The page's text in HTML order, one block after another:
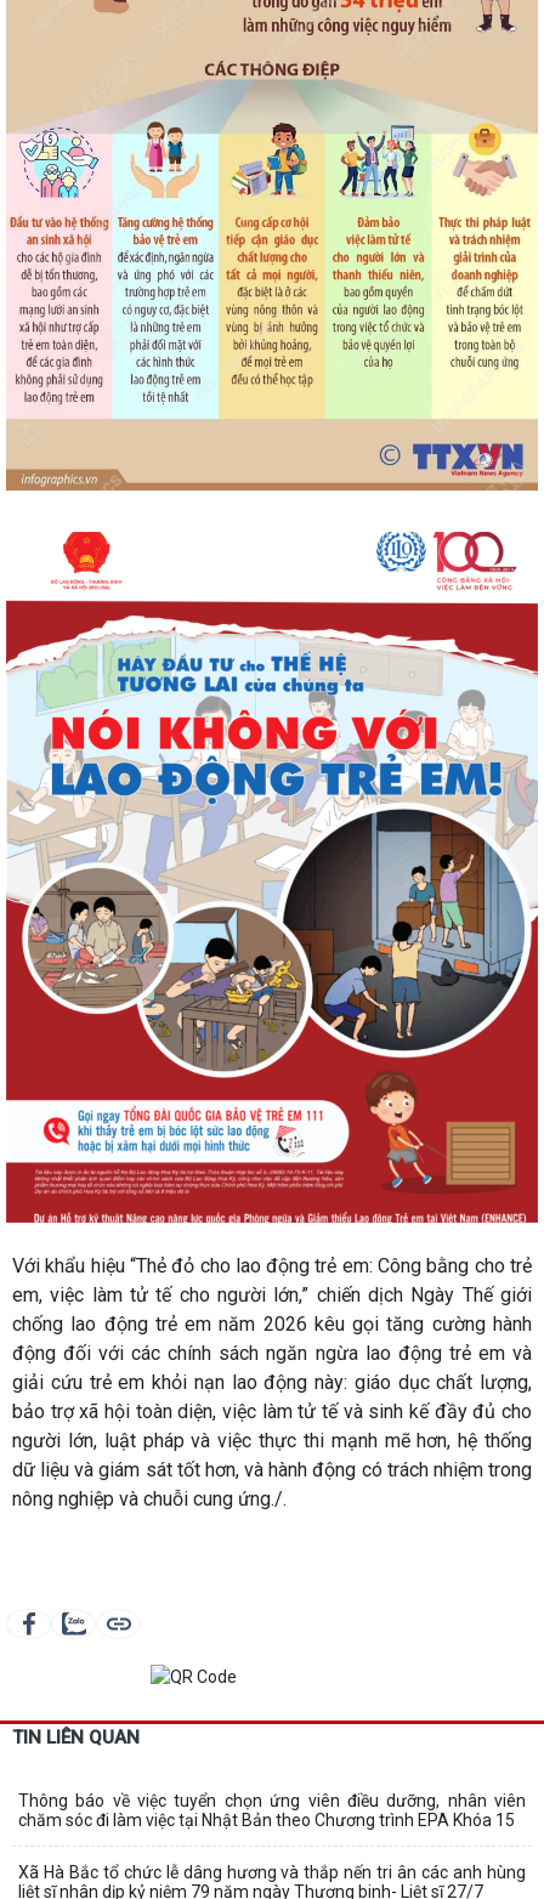
Với khẩu hiệu “Thẻ đỏ cho lao động trẻ em: Công bằng cho trẻ
em, việc làm tử tế cho người lớn,” chiến dịch Ngày Thế giới
chống lao động trẻ em năm 2026 kêu gọi tăng cường hành
động đối với các chính sách ngăn ngừa lao động trẻ em và
giải cứu trẻ em khỏi nạn lao động này: giáo dục chất lượng,
bảo trợ xã hội toàn diện, việc làm tử tế và sinh kế đầy đủ cho
người lớn, luật pháp và việc thực thi mạnh mẽ hơn, hệ thống
dữ liệu và giám sát tốt hơn, và hành động có trách nhiệm trong
nông nghiệp và chuỗi cung ứng./.
TIN LIÊN QUAN
Thông báo về việc tuyển chọn ứng viên điều dưỡng, nhân viên
chăm sóc đi làm việc tại Nhật Bản theo Chương trình EPA Khóa 15
Xã Hà Bắc tổ chức lễ dâng hương và thắp nến tri ân các anh hùng
liệt sĩ nhân dịp kỷ niệm 79 năm ngày Thương binh- Liệt sĩ 27/7